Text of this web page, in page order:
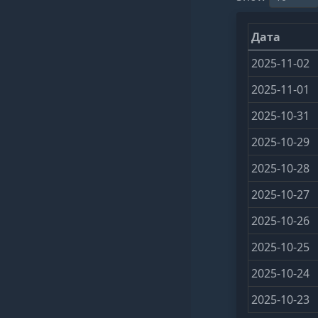
Дата
2025-11-02
2025-11-01
2025-10-31
2025-10-29
2025-10-28
2025-10-27
2025-10-26
2025-10-25
2025-10-24
2025-10-23